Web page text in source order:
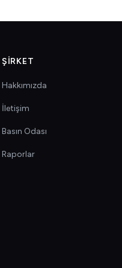
ŞIRKET
Hakkımızda
İletişim
Basın Odası
Raporlar